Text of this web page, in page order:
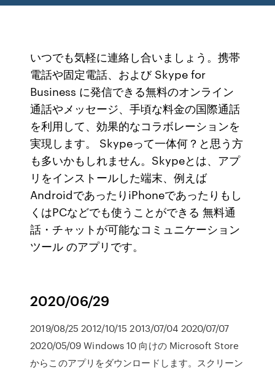
いつでも気軽に連絡し合いましょう。携帯
電話や固定電話、および Skype for
Business に発信できる無料のオンライン
通話やメッセージ、手頃な料金の国際通話
を利用して、効果的なコラボレーションを
実現します。 Skypeって一体何？と思う方
も多いかもしれません。Skypeとは、アプ
リをインストールした端末、例えば
AndroidであったりiPhoneであったりもし
くはPCなどでも使うことができる 無料通
話・チャットが可能なコミュニケーション
ツール のアプリです。
2020/06/29
2019/08/25 2012/10/15 2013/07/04 2020/07/07
2020/05/09 Windows 10 向けの Microsoft Store
からこのアプリをダウンロードします。スクリーン